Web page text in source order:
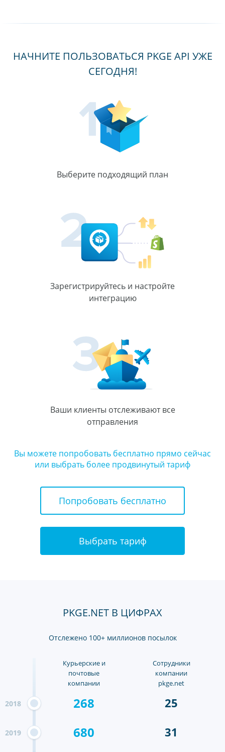
НАЧНИТЕ ПОЛЬЗОВАТЬСЯ PKGE API УЖЕ
СЕГОДНЯ!
Выберите подходящий план
Зарегистрируйтесь и настройте
интеграцию
Ваши клиенты отслеживают все
отправления
Вы можете попробовать бесплатно прямо сейчас
или выбрать более продвинутый тариф
Попробовать бесплатно
Выбрать тариф
PKGE.NET В ЦИФРАХ
Отслежено 100+ миллионов посылок
Курьерские и
почтовые
компании
Сотрудники
компании
pkge.net
2018 268 25
2019 680 31